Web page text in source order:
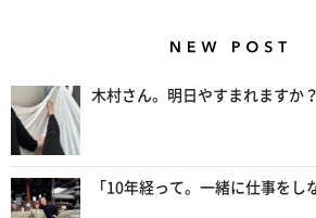
木村さん。明日やすまれますか？
「10年経って。一緒に仕事をし